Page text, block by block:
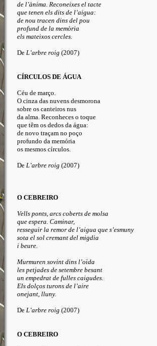
de l’ànima. Reconeixes el tacte
que tenen els dits de l’aigua:
de nou tracen dins del pou
profund de la memòria
els mateixos cercles.
De L’arbre roig (2007)
CÍRCULOS DE ÁGUA
Céu de março.
O cinza das nuvens desmorona
sobre os canteiros nus
da alma. Reconheces o toque
que têm os dedos da água:
de novo traçam no poço
profundo da memória
os mesmos círculos.
De L’arbre roig (2007)
O CEBREIRO
Vells ponts, arcs coberts de molsa
que espera. Caminar,
resseguir la remor de l’aigua que s’esmuny
sota el sol cremant del migdia
i beure.
Murmuren sovint dins l’oïda
les petjades de setembre besant
un empedrat de fulles caigudes.
Els dolços turons de l’aire
onejant, lluny.
De L’arbre roig (2007)
O CEBREIRO